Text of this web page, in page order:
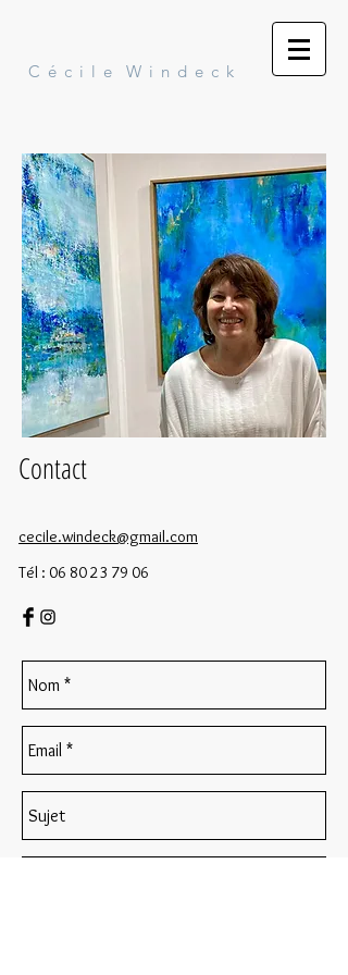
C é c i l e W i n d e c k
Contact
cecile.windeck@gmail.com
Tél : 06 80 23 79 06